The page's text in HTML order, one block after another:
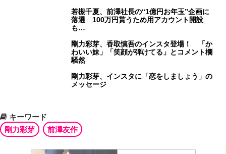
若槻千夏、前澤社長の“1億円お年玉”企画に
落選 100万円貰うため用アカウント開設
も…
剛力彩芽、香取慎吾のインスタ登場！ 「か
わいい妹」「笑顔が弾けてる」とコメント欄
騒然
剛力彩芽、インスタに「恋をしましょう」の
メッセージ
キーワード
剛力彩芽
前澤友作